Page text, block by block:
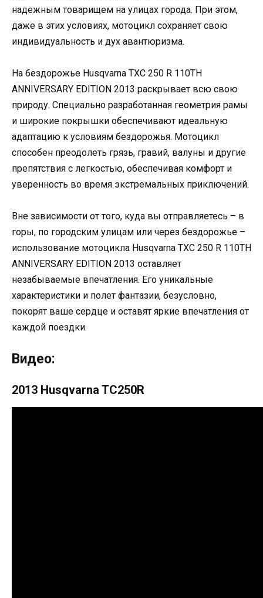
надежным товарищем на улицах города. При этом,
даже в этих условиях, мотоцикл сохраняет свою
индивидуальность и дух авантюризма.
На бездорожье Husqvarna TXC 250 R 110TH
ANNIVERSARY EDITION 2013 раскрывает всю свою
природу. Специально разработанная геометрия рамы
и широкие покрышки обеспечивают идеальную
адаптацию к условиям бездорожья. Мотоцикл
способен преодолеть грязь, гравий, валуны и другие
препятствия с легкостью, обеспечивая комфорт и
уверенность во время экстремальных приключений.
Вне зависимости от того, куда вы отправляетесь – в
горы, по городским улицам или через бездорожье –
использование мотоцикла Husqvarna TXC 250 R 110TH
ANNIVERSARY EDITION 2013 оставляет
незабываемые впечатления. Его уникальные
характеристики и полет фантазии, безусловно,
покорят ваше сердце и оставят яркие впечатления от
каждой поездки.
Видео:
2013 Husqvarna TC250R